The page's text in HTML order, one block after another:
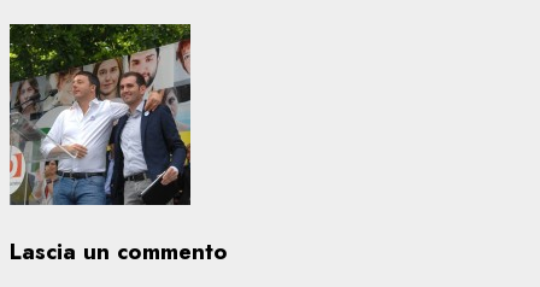
Lascia un commento